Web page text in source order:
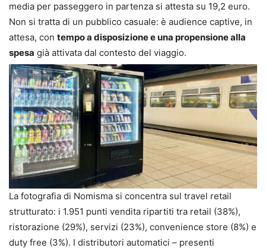
media per passeggero in partenza si attesta su 19,2 euro.
Non si tratta di un pubblico casuale: è audience captive, in
attesa, con tempo a disposizione e una propensione alla
spesa già attivata dal contesto del viaggio.
La fotografia di Nomisma si concentra sul travel retail
strutturato: i 1.951 punti vendita ripartiti tra retail (38%),
ristorazione (29%), servizi (23%), convenience store (8%) e
duty free (3%). I distributori automatici – presenti